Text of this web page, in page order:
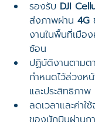
รองรับ DJI
ส่งภาพผ่าน 4G
งานในพื้นที่เมือ
ซ้อน
ปฏิบัติงานตามต
กำหนดไว้ล่วง
และประสิทธิภาพ
ลดเวลาและค่าใ